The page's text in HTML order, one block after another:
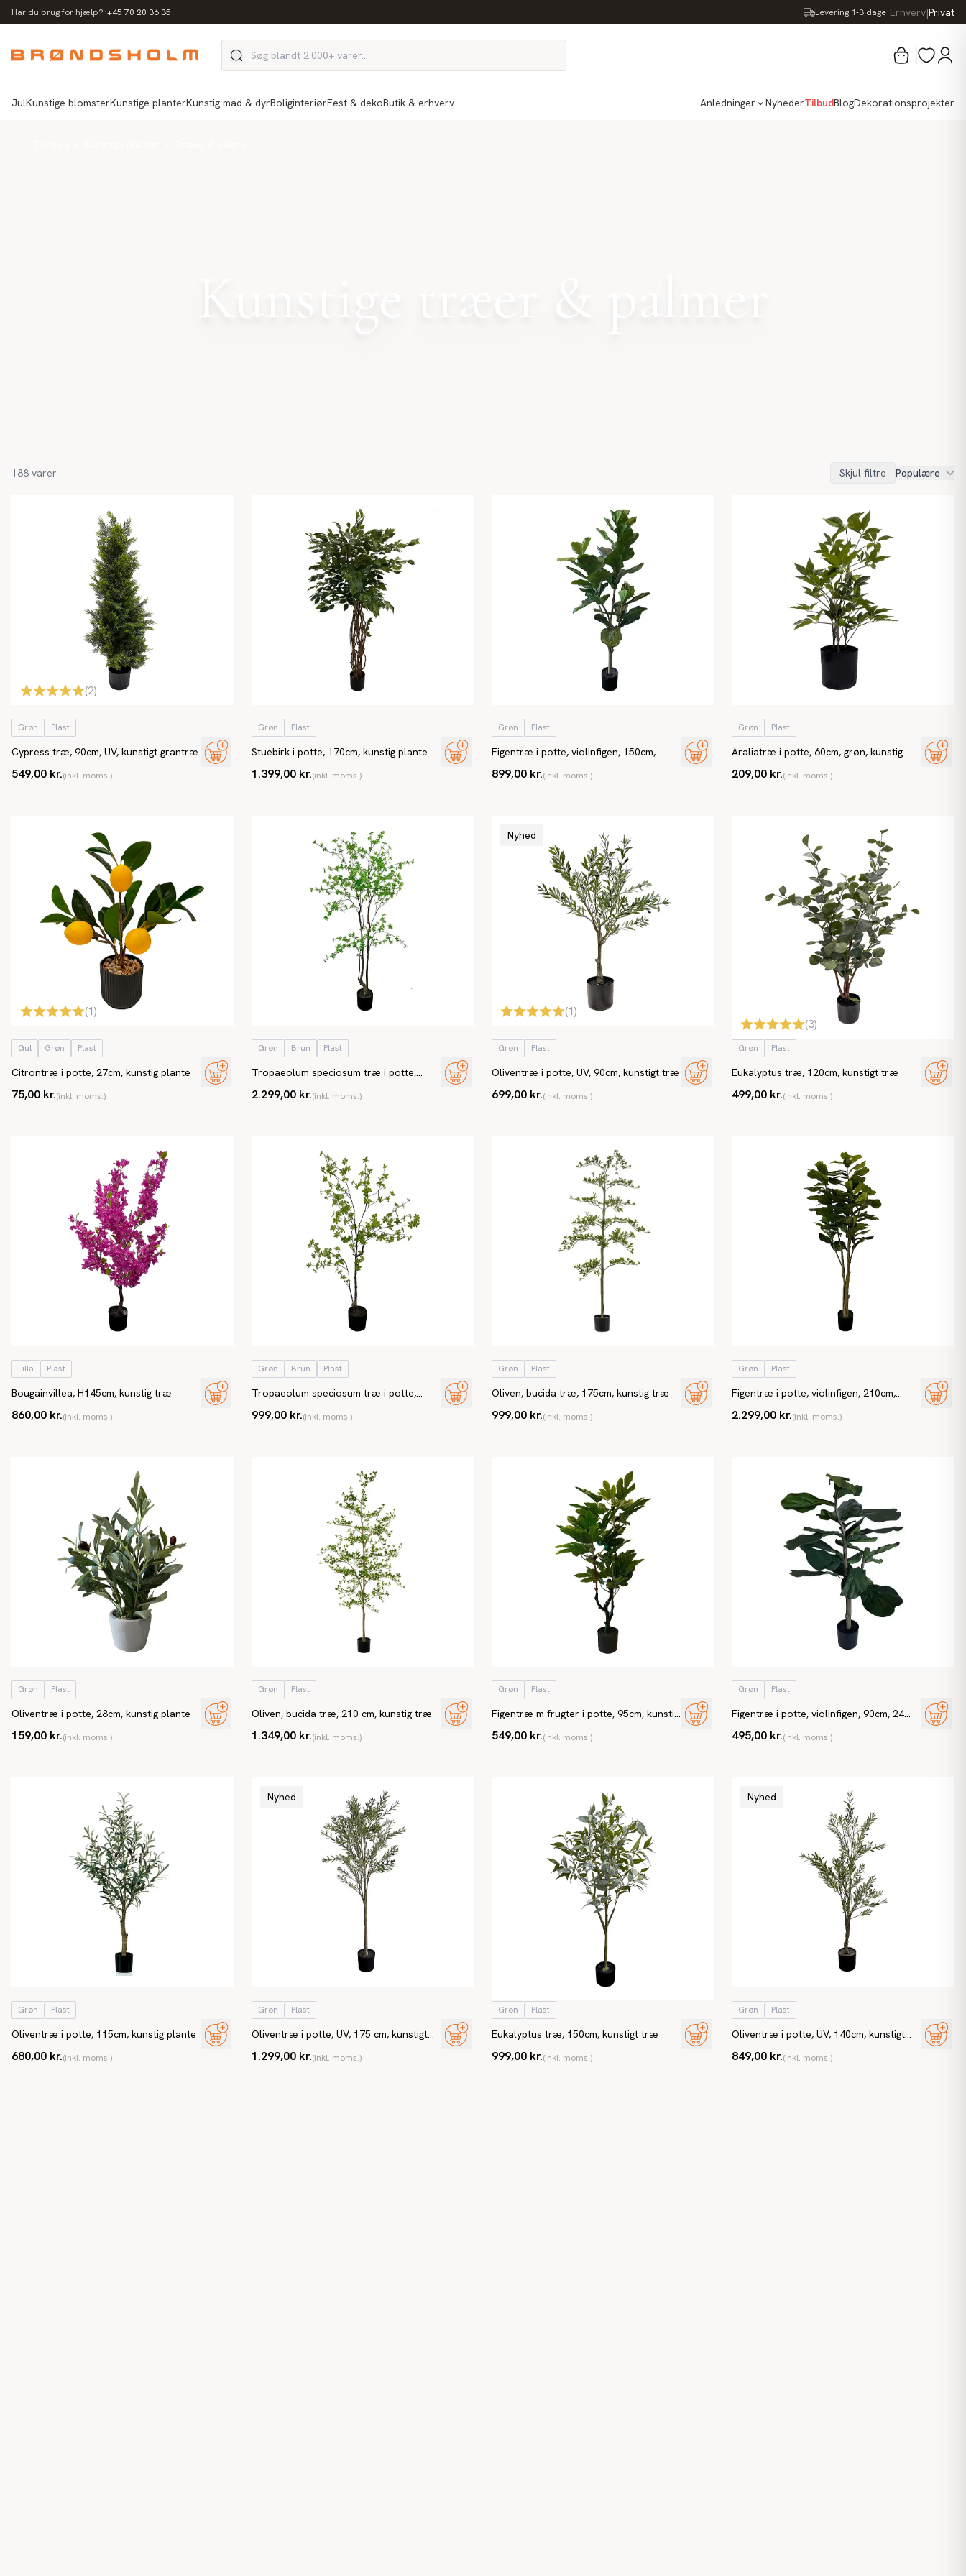
Har du brug for hjælp?·+45 70 20 36 35 Levering 1-3 dage·Erhverv|Privat
JulKunstige blomsterKunstige planterKunstig mad & dyrBoliginteriørFest & dekoButik & erhverv Anledninger NyhederTilbudBlogDekorationsprojekter
188 varer Skjul filtre Populære
(2)
Grøn Plast
Cypress træ, 90cm, UV, kunstigt grantræ
549,00 kr.(inkl. moms.)
Grøn Plast
Stuebirk i potte, 170cm, kunstig plante
1.399,00 kr.(inkl. moms.)
Grøn Plast
Figentræ i potte, violinfigen, 150cm,
899,00 kr.(inkl. moms.)
Grøn Plast
Araliatræ i potte, 60cm, grøn, kunstig
209,00 kr.(inkl. moms.)
(1)
Gul Grøn Plast
Citrontræ i potte, 27cm, kunstig plante
75,00 kr.(inkl. moms.)
Grøn Brun Plast
Tropaeolum speciosum træ i potte,
2.299,00 kr.(inkl. moms.)
Nyhed
(1)
Grøn Plast
Oliventræ i potte, UV, 90cm, kunstigt træ
699,00 kr.(inkl. moms.)
(3)
Grøn Plast
Eukalyptus træ, 120cm, kunstigt træ
499,00 kr.(inkl. moms.)
Lilla Plast
Bougainvillea, H145cm, kunstig træ
860,00 kr.(inkl. moms.)
Grøn Brun Plast
Tropaeolum speciosum træ i potte,
999,00 kr.(inkl. moms.)
Grøn Plast
Oliven, bucida træ, 175cm, kunstig træ
999,00 kr.(inkl. moms.)
Grøn Plast
Figentræ i potte, violinfigen, 210cm,
2.299,00 kr.(inkl. moms.)
Grøn Plast
Oliventræ i potte, 28cm, kunstig plante
159,00 kr.(inkl. moms.)
Grøn Plast
Oliven, bucida træ, 210 cm, kunstig træ
1.349,00 kr.(inkl. moms.)
Grøn Plast
Figentræ m frugter i potte, 95cm, kunstig
549,00 kr.(inkl. moms.)
Grøn Plast
Figentræ i potte, violinfigen, 90cm, 24
495,00 kr.(inkl. moms.)
Grøn Plast
Oliventræ i potte, 115cm, kunstig plante
680,00 kr.(inkl. moms.)
Nyhed
Grøn Plast
Oliventræ i potte, UV, 175 cm, kunstigt
1.299,00 kr.(inkl. moms.)
Grøn Plast
Eukalyptus træ, 150cm, kunstigt træ
999,00 kr.(inkl. moms.)
Nyhed
Grøn Plast
Oliventræ i potte, UV, 140cm, kunstigt
849,00 kr.(inkl. moms.)